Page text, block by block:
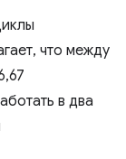
что между
в два